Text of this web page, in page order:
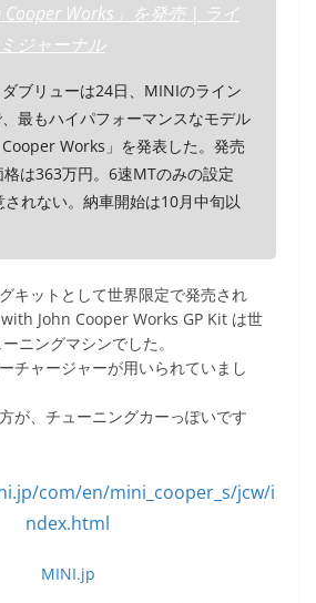
Cooper Works」を発売 | ライ
ジャーナル
ブリューは24日、MINIのライン
最もハイパフォーマンスなモデル
Cooper Works」を発表した。発売
は363万円。6速MTのみの設定
されない。納車開始は10月中旬以
キットとして世界限定で発売され
John Cooper Works GP Kit は世
ニングマシンでした。
チャージャーが用いられていまし
が、チューニングカーっぽいです
MINI.jp